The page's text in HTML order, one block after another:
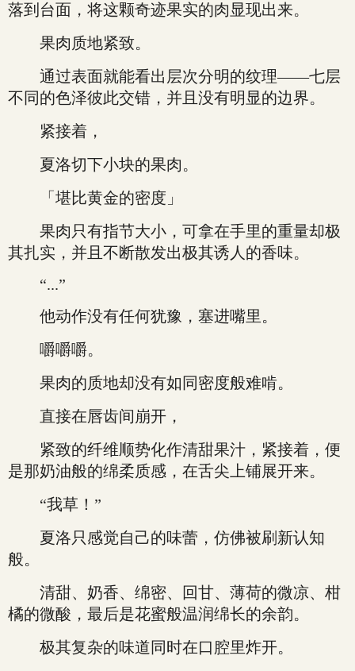
落到台面，将这颗奇迹果实的肉显现出来。
果肉质地紧致。
通过表面就能看出层次分明的纹理——七层
不同的色泽彼此交错，并且没有明显的边界。
紧接着，
夏洛切下小块的果肉。
「堪比黄金的密度」
果肉只有指节大小，可拿在手里的重量却极
其扎实，并且不断散发出极其诱人的香味。
“...”
他动作没有任何犹豫，塞进嘴里。
嚼嚼嚼。
果肉的质地却没有如同密度般难啃。
直接在唇齿间崩开，
紧致的纤维顺势化作清甜果汁，紧接着，便
是那奶油般的绵柔质感，在舌尖上铺展开来。
“我草！”
夏洛只感觉自己的味蕾，仿佛被刷新认知
般。
清甜、奶香、绵密、回甘、薄荷的微凉、柑
橘的微酸，最后是花蜜般温润绵长的余韵。
极其复杂的味道同时在口腔里炸开。